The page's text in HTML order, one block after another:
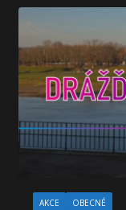
AKCE OBECNÉ